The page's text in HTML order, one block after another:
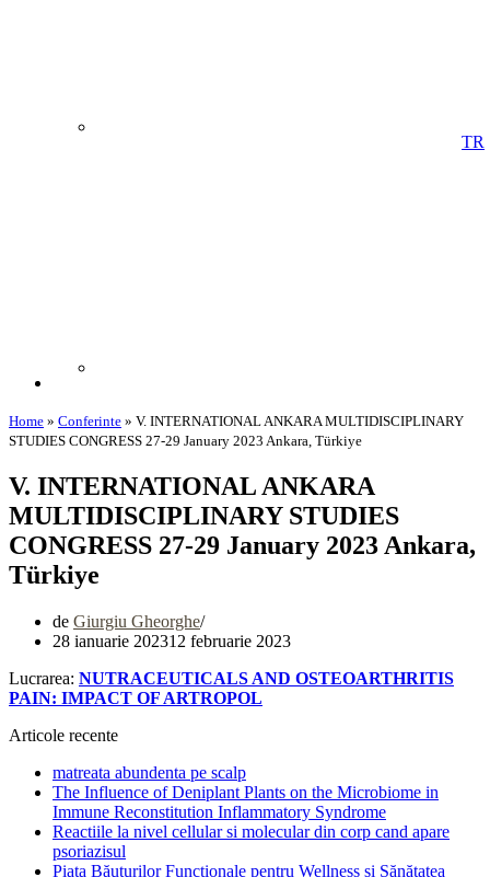
TR
Home » Conferinte » V. INTERNATIONAL ANKARA MULTIDISCIPLINARY
STUDIES CONGRESS 27-29 January 2023 Ankara, Türkiye
V. INTERNATIONAL ANKARA
MULTIDISCIPLINARY STUDIES
CONGRESS 27-29 January 2023 Ankara,
Türkiye
de Giurgiu Gheorghe
28 ianuarie 202312 februarie 2023
Lucrarea: NUTRACEUTICALS AND OSTEOARTHRITIS
PAIN: IMPACT OF ARTROPOL
Articole recente
matreata abundenta pe scalp
The Influence of Deniplant Plants on the Microbiome in
Immune Reconstitution Inflammatory Syndrome
Reactiile la nivel cellular si molecular din corp cand apare
psoriazisul
Piața Băuturilor Funcționale pentru Wellness și Sănătatea